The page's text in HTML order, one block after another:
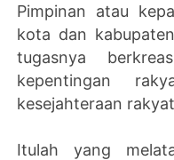
Pimpinan atau
kota dan
tugasnya
kepentingan
kesejahteraan
Itulah yang